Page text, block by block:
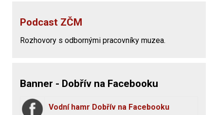
Podcast ZČM
Rozhovory s odbornými pracovníky muzea.
Banner - Dobřív na Facebooku
Vodní hamr Dobřív na Facebooku